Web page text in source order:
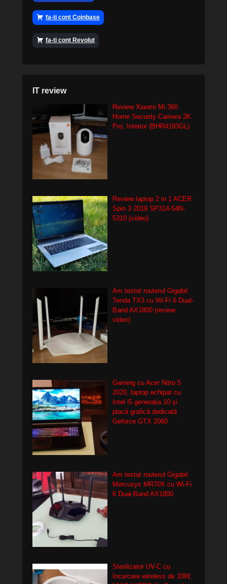
fa-ti cont Coinbase
fa-ti cont Revolut
IT review
Review Xiaomi Mi 360
Home Security Camera 2K
Pro, Interior (BHR4193GL)
Review laptop 2 in 1 ACER
Spin 3 2019 SP314-54N-
5310 (video)
Am testat routerul Gigabit
Tenda TX3 cu Wi-Fi 6 Dual-
Band AX1800 (review
video)
Gaming cu Acer Nitro 5
2020, laptop echipat cu
Intel i5 generația 10 și
placă grafică dedicată
Geforce GTX 2060
Am testat routerul Gigabit
Mercusys MR70X cu Wi-Fi
6 Dual-Band AX1800
Sterilizator UV-C cu
încarcare wireless de 10W,